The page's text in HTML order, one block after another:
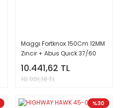
Maggı Fortknox 150Cm 12MM
Zıncır + Abus Quıck 37/60
Asma Kılıt
10.441,62 TL
10.991,18 TL
%30